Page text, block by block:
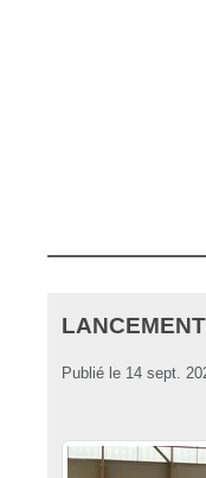
Publié le 14 sept.